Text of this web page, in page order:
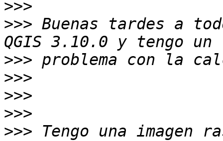
>>>
>>> Buenas tardes a
>>>
>>>
>>>
>>>
>>> Tengo una imagen